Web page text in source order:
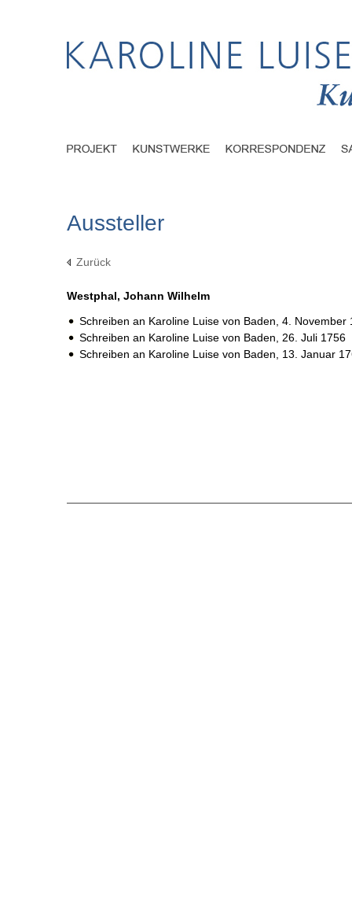
Aussteller
Zurück
Westphal, Johann Wilhelm
Schreiben an Karoline Luise von Baden, 4. November
Schreiben an Karoline Luise von Baden, 26. Juli 1756
Schreiben an Karoline Luise von Baden, 13. Januar